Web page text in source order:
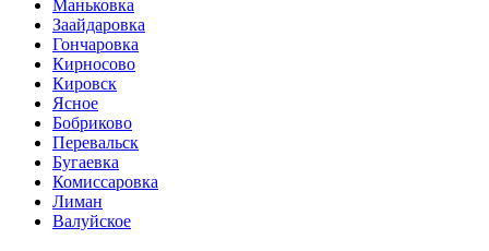
Маньковка
Заайдаровка
Гончаровка
Кирносово
Кировск
Ясное
Бобриково
Перевальск
Бугаевка
Комиссаровка
Лиман
Валуйское